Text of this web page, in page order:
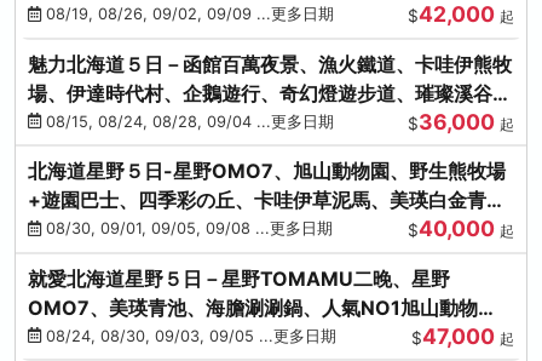
蟹吃到飽
08/19, 08/26, 09/02, 09/09 ...更多日期 $42,000 起
魅力北海道５日－函館百萬夜景、漁火鐵道、卡哇伊熊牧
場、伊達時代村、企鵝遊行、奇幻燈遊步道、璀璨溪谷、
人氣NO1小丑漢堡
08/15, 08/24, 08/28, 09/04 ...更多日期 $36,000 起
北海道星野５日-星野OMO7、旭山動物園、野生熊牧場
+遊園巴士、四季彩の丘、卡哇伊草泥馬、美瑛白金青
池、螃蟹吃到飽
08/30, 09/01, 09/05, 09/08 ...更多日期 $40,000 起
就愛北海道星野５日－星野TOMAMU二晚、星野
OMO7、美瑛青池、海膽涮涮鍋、人氣NO1旭山動物
園、海鮮和牛螃蟹吃到飽
08/24, 08/30, 09/03, 09/05 ...更多日期 $47,000 起